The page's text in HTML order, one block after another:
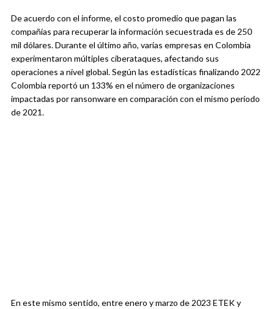
De acuerdo con el informe, el costo promedio que pagan las
compañías para recuperar la información secuestrada es de 250
mil dólares. Durante el último año, varias empresas en Colombia
experimentaron múltiples ciberataques, afectando sus
operaciones a nivel global. Según las estadísticas finalizando 2022
Colombia reportó un 133% en el número de organizaciones
impactadas por ransonware en comparación con el mismo periodo
de 2021.
En este mismo sentido, entre enero y marzo de 2023 ETEK y